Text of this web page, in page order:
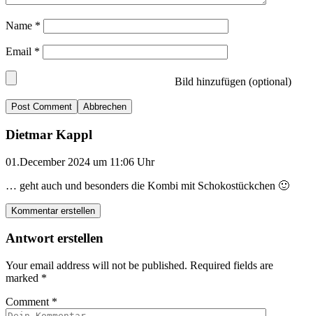
Name *
Email *
Bild hinzufügen (optional)
Abbrechen
Dietmar Kappl
01.December 2024 um 11:06 Uhr
… geht auch und besonders die Kombi mit Schokostückchen 🙂
Kommentar erstellen
Antwort erstellen
Your email address will not be published. Required fields are
marked *
Comment *